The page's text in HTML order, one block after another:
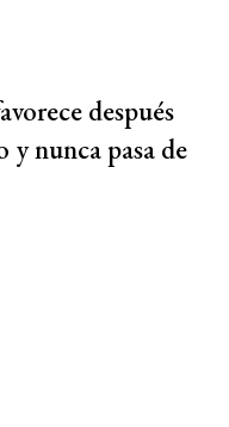
después
nunca pasa de